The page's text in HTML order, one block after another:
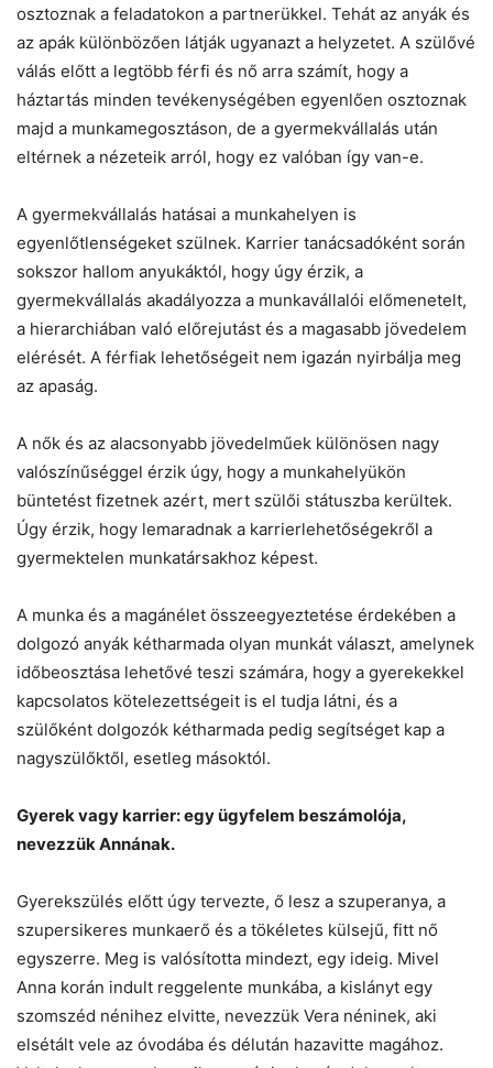
osztoznak a feladatokon a partnerükkel. Tehát az anyák és
az apák különbözően látják ugyanazt a helyzetet. A szülővé
válás előtt a legtöbb férfi és nő arra számít, hogy a
háztartás minden tevékenységében egyenlően osztoznak
majd a munkamegosztáson, de a gyermekvállalás után
eltérnek a nézeteik arról, hogy ez valóban így van-e.
A gyermekvállalás hatásai a munkahelyen is
egyenlőtlenségeket szülnek. Karrier tanácsadóként során
sokszor hallom anyukáktól, hogy úgy érzik, a
gyermekvállalás akadályozza a munkavállalói előmenetelt,
a hierarchiában való előrejutást és a magasabb jövedelem
elérését. A férfiak lehetőségeit nem igazán nyirbálja meg
az apaság.
A nők és az alacsonyabb jövedelműek különösen nagy
valószínűséggel érzik úgy, hogy a munkahelyükön
büntetést fizetnek azért, mert szülői státuszba kerültek.
Úgy érzik, hogy lemaradnak a karrierlehetőségekről a
gyermektelen munkatársakhoz képest.
A munka és a magánélet összeegyeztetése érdekében a
dolgozó anyák kétharmada olyan munkát választ, amelynek
időbeosztása lehetővé teszi számára, hogy a gyerekekkel
kapcsolatos kötelezettségeit is el tudja látni, és a
szülőként dolgozók kétharmada pedig segítséget kap a
nagyszülőktől, esetleg másoktól.
Gyerek vagy karrier: egy ügyfelem beszámolója,
nevezzük Annának.
Gyerekszülés előtt úgy tervezte, ő lesz a szuperanya, a
szupersikeres munkaerő és a tökéletes külsejű, fitt nő
egyszerre. Meg is valósította mindezt, egy ideig. Mivel
Anna korán indult reggelente munkába, a kislányt egy
szomszéd nénihez elvitte, nevezzük Vera néninek, aki
elsétált vele az óvodába és délután hazavitte magához.